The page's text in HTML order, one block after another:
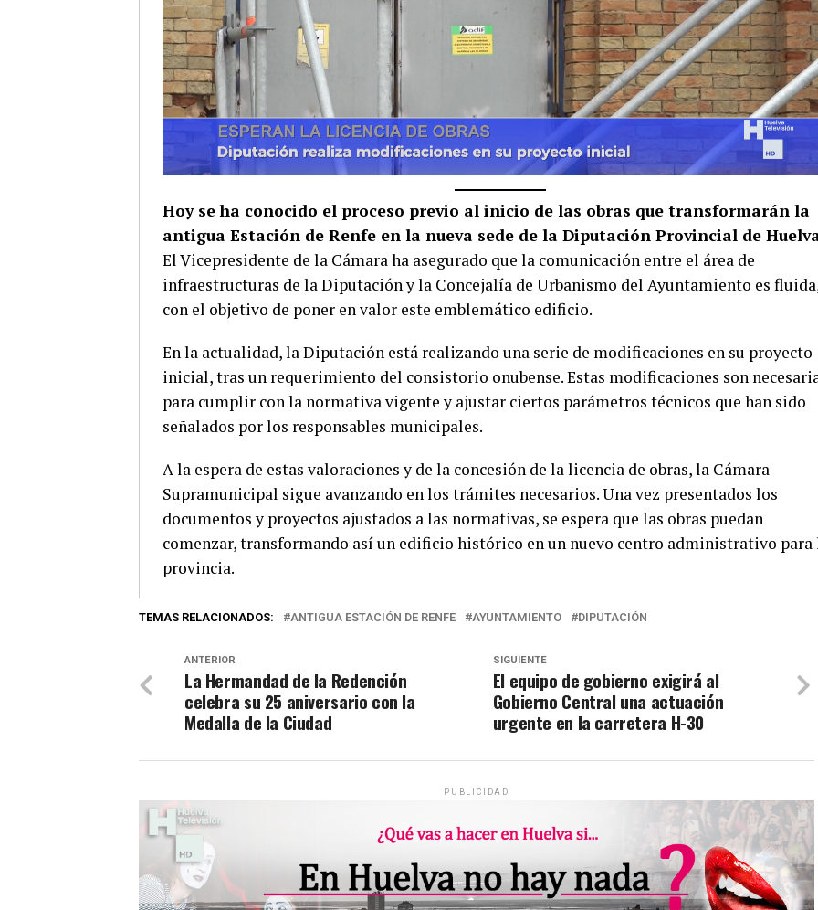
Hoy se ha conocido el proceso previo al inicio de las obras que transformarán la
antigua Estación de Renfe en la nueva sede de la Diputación Provincial de
El Vicepresidente de la Cámara ha asegurado que la comunicación entre el área de
infraestructuras de la Diputación y la Concejalía de Urbanismo del Ayuntamiento es
con el objetivo de poner en valor este emblemático edificio.
En la actualidad, la Diputación está realizando una serie de modificaciones en su proyecto
inicial, tras un requerimiento del consistorio onubense. Estas modificaciones son
para cumplir con la normativa vigente y ajustar ciertos parámetros técnicos que han sido
señalados por los responsables municipales.
A la espera de estas valoraciones y de la concesión de la licencia de obras, la Cámara
Supramunicipal sigue avanzando en los trámites necesarios. Una vez presentados los
documentos y proyectos ajustados a las normativas, se espera que las obras puedan
comenzar, transformando así un edificio histórico en un nuevo centro administrativo para
provincia.
TEMAS RELACIONADOS: ANTIGUA ESTACIÓN DE RENFE AYUNTAMIENTO DIPUTACIÓN
SIGUIENTE
El equipo de gobierno exigirá al
Gobierno Central una actuación
urgente en la carretera H-30
ANTERIOR
La Hermandad de la Redención
celebra su 25 aniversario con la
Medalla de la Ciudad
PUBLICIDAD